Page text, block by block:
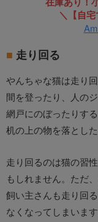
＼【自
走り回る
やんちゃな猫は走り
間を登ったり、人の
網戸にのぼったりす
机の上の物を落とし
走り回るのは猫の習
もしれません。ただ
飼い主さんも走り回
なくなってしまいます